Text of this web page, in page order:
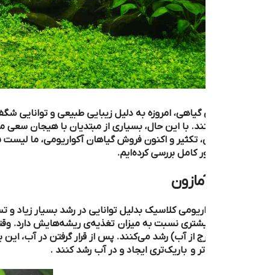
گیاهی، امروزه به دلیل زیبایی طبیعی و توانایی
با این حال، بسیاری از مبتدیان با هیجان سعی می‌کنند از
دهه نگهداری، تکثیر و
کامل بررسی کرده‌ایم.
کلاسیک بدلیل توانایی‌ در رشد بسیار زیاد و تسخیر
نسبت به میزان تغذیه‌ی ریشه‌هایش دارد. وقتی برای اولین بار
از آب) رشد می‌کنند. پس از قرار گرفتن در آب، این برگ‌های بزرگ
و باریک‌تری ایجاد و در آب رشد ‌کنند .